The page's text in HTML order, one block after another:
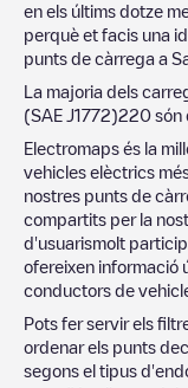
en els últims dotze
perquè et facis una
punts de càrrega a
La majoria dels
(SAE J1772)220 són
Electromaps és la
vehicles elèctrics
nostres punts de
compartits per la
d'usuarismolt
ofereixen informació
conductors de
Pots fer servir els
ordenar els punts
segons el tipus